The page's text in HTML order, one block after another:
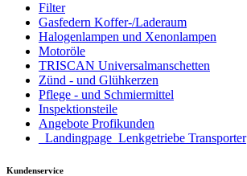
Filter
Gasfedern Koffer-/Laderaum
Halogenlampen und Xenonlampen
Motoröle
TRISCAN Universalmanschetten
Zünd - und Glühkerzen
Pflege - und Schmiermittel
Inspektionsteile
Angebote Profikunden
_Landingpage_Lenkgetriebe Transporter
Kundenservice